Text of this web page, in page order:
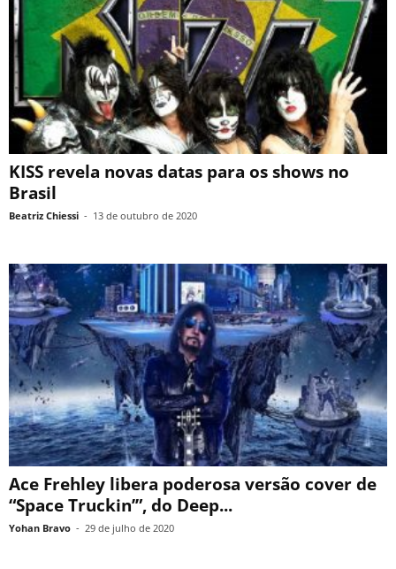
KISS revela novas datas para os shows no
Brasil
Beatriz Chiessi - 13 de outubro de 2020
Ace Frehley libera poderosa versão cover de
“Space Truckin’”, do Deep...
Yohan Bravo - 29 de julho de 2020